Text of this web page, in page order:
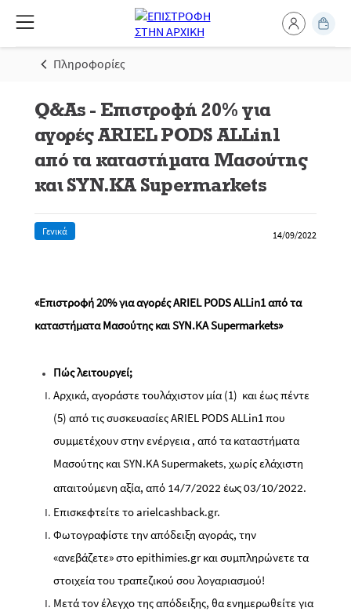
Πληροφορίες
Q&As - Επιστροφή 20% για
αγορές ARIEL PODS ALLin1
από τα καταστήματα Μασούτης
και SYN.KA Supermarkets
Γενικά 14/09/2022
«Επιστροφή 20% για αγορές ARIEL PODS ALLin1 από τα
καταστήματαΜασούτης και SYN.KASupermarkets»
Πώς λειτουργεί;
Αρχικά, αγοράστε τουλάχιστον μία (1) και έως πέντε
(5) από τις συσκευασίες ARIEL PODS ALLin1 που
συμμετέχουν στην ενέργεια , από τα καταστήματα
Μασούτης και SYN.KA Supermakets, χωρίς ελάχιστη
απαιτούμενη αξία, από 14/7/2022 έως 03/10/2022.
Επισκεφτείτε το arielcashback.gr.
Φωτογραφίστε την απόδειξη αγοράς, την
«ανεβάζετε» στο epithimies.gr και συμπληρώνετε τα
στοιχεία του τραπεζικού σου λογαριασμού!
Μετά τον έλεγχο της απόδειξης, θα ενημερωθείτε για